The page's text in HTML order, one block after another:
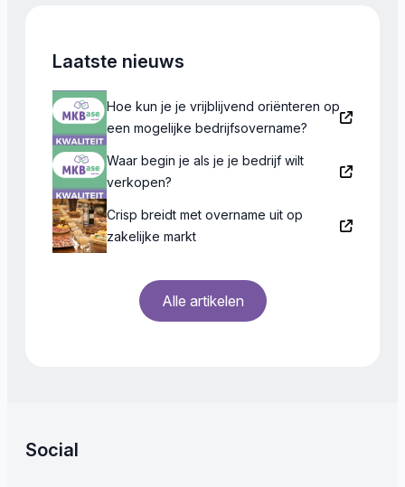
Laatste nieuws
Hoe kun je je vrijblijvend oriënteren op
een mogelijke bedrijfsovername?
Waar begin je als je je bedrijf wilt
verkopen?
Crisp breidt met overname uit op
zakelijke markt
Alle artikelen
Social